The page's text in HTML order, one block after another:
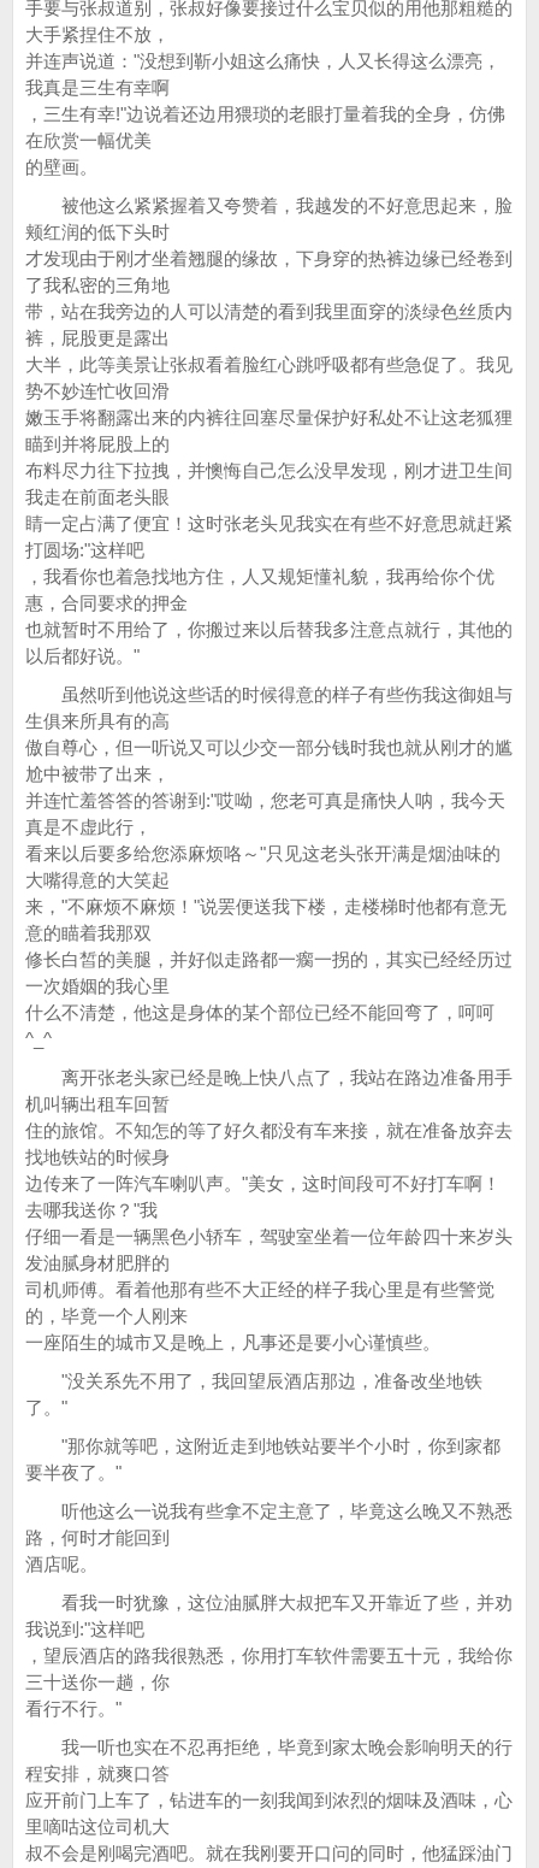
手要与张叔道别，张叔好像要接过什么宝贝似的用他那粗糙的
大手紧捏住不放，
并连声说道："没想到靳小姐这么痛快，人又长得这么漂亮，
我真是三生有幸啊
，三生有幸!"边说着还边用猥琐的老眼打量着我的全身，仿佛
在欣赏一幅优美
的壁画。
被他这么紧紧握着又夸赞着，我越发的不好意思起来，脸
颊红润的低下头时
才发现由于刚才坐着翘腿的缘故，下身穿的热裤边缘已经卷到
了我私密的三角地
带，站在我旁边的人可以清楚的看到我里面穿的淡绿色丝质内
裤，屁股更是露出
大半，此等美景让张叔看着脸红心跳呼吸都有些急促了。我见
势不妙连忙收回滑
嫩玉手将翻露出来的内裤往回塞尽量保护好私处不让这老狐狸
瞄到并将屁股上的
布料尽力往下拉拽，并懊悔自己怎么没早发现，刚才进卫生间
我走在前面老头眼
睛一定占满了便宜！这时张老头见我实在有些不好意思就赶紧
打圆场:"这样吧
，我看你也着急找地方住，人又规矩懂礼貌，我再给你个优
惠，合同要求的押金
也就暂时不用给了，你搬过来以后替我多注意点就行，其他的
以后都好说。"
虽然听到他说这些话的时候得意的样子有些伤我这御姐与
生俱来所具有的高
傲自尊心，但一听说又可以少交一部分钱时我也就从刚才的尴
尬中被带了出来，
并连忙羞答答的答谢到:"哎呦，您老可真是痛快人呐，我今天
真是不虚此行，
看来以后要多给您添麻烦咯～"只见这老头张开满是烟油味的
大嘴得意的大笑起
来，"不麻烦不麻烦！"说罢便送我下楼，走楼梯时他都有意无
意的瞄着我那双
修长白皙的美腿，并好似走路都一瘸一拐的，其实已经经历过
一次婚姻的我心里
什么不清楚，他这是身体的某个部位已经不能回弯了，呵呵
^_^
离开张老头家已经是晚上快八点了，我站在路边准备用手
机叫辆出租车回暂
住的旅馆。不知怎的等了好久都没有车来接，就在准备放弃去
找地铁站的时候身
边传来了一阵汽车喇叭声。"美女，这时间段可不好打车啊！
去哪我送你？"我
仔细一看是一辆黑色小轿车，驾驶室坐着一位年龄四十来岁头
发油腻身材肥胖的
司机师傅。看着他那有些不大正经的样子我心里是有些警觉
的，毕竟一个人刚来
一座陌生的城市又是晚上，凡事还是要小心谨慎些。
"没关系先不用了，我回望辰酒店那边，准备改坐地铁
了。"
"那你就等吧，这附近走到地铁站要半个小时，你到家都
要半夜了。"
听他这么一说我有些拿不定主意了，毕竟这么晚又不熟悉
路，何时才能回到
酒店呢。
看我一时犹豫，这位油腻胖大叔把车又开靠近了些，并劝
我说到:"这样吧
，望辰酒店的路我很熟悉，你用打车软件需要五十元，我给你
三十送你一趟，你
看行不行。"
我一听也实在不忍再拒绝，毕竟到家太晚会影响明天的行
程安排，就爽口答
应开前门上车了，钻进车的一刻我闻到浓烈的烟味及酒味，心
里嘀咕这位司机大
叔不会是刚喝完酒吧。就在我刚要开口问的同时，他猛踩油门